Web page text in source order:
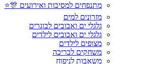
מתנפחים למסיבות ואירועים 🎊⭐
מזרונים למים
גלגלי ים ואבובים לבוגרים
גלגלי ים ואבובים לילדים
מצופים לילדים
משחקים לבריכה
משאבות לניפוח